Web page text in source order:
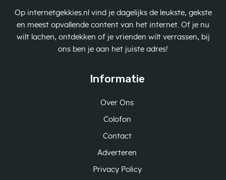
Op internetgekkies.nl vind je dagelijks de leukste, gekste
en meest opvallende content van het internet. Of je nu
wilt lachen, ontdekken of je vrienden wilt verrassen, bij
ons ben je aan het juiste adres!
Informatie
Over Ons
Colofon
Contact
Adverteren
Privacy Policy